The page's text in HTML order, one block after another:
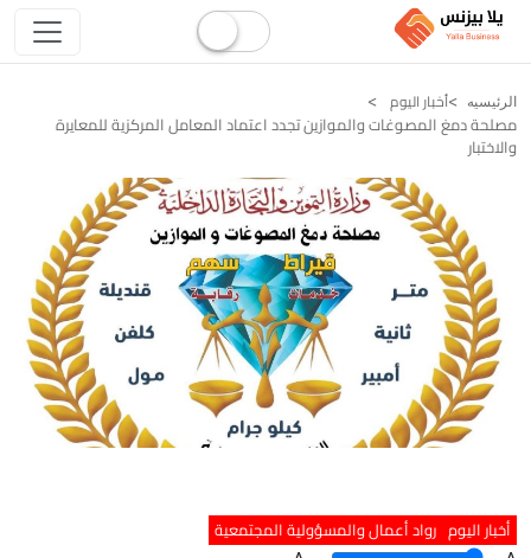
الرئيسيه أخبار اليوم
مصلحة دمغ المصوغات والموازين تجدد اعتماد المعامل المركزية للمعايرة
والاختبار
أخبار اليوم رواد أعمال والمسؤولية المجتمعية